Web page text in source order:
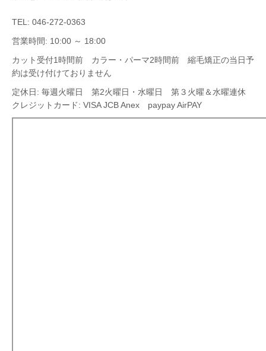
TEL: 046-272-0363
営業時間: 10:00 ～ 18:00
カット受付1時間前 カラー・パーマ2時間前 縮毛矯正の当日予
約は受け付けておりません
定休日: 毎週火曜日 第2火曜日・水曜日 第３火曜＆水曜連休
クレジットカード: VISA JCB Anex paypay AirPAY